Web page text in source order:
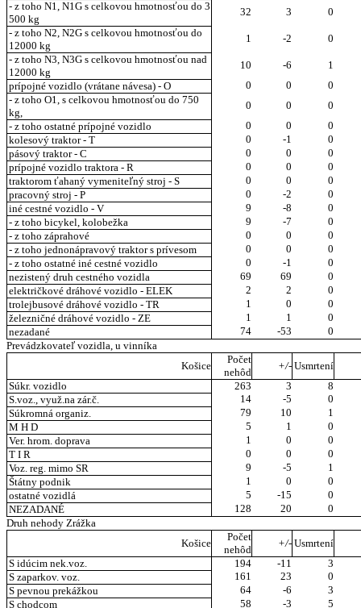
- z toho N1, N1G s celkovou hmotnosťou do 3
500 kg
32 3
0
- z toho N2, N2G s celkovou hmotnosťou do
12000 kg
1 -2
0
- z toho N3, N3G s celkovou hmotnosťou nad
12000 kg
10 -6
1
prípojné vozidlo (vrátane návesa) - O
0 0
0
- z toho O1, s celkovou hmotnosťou do 750
kg,
0 0
0
- z toho ostatné prípojné vozidlo
0 0
0
kolesový traktor - T
0 -1
0
pásový traktor - C
0 0
0
prípojné vozidlo traktora - R
0 0
0
traktorom ťahaný vymeniteľný stroj - S
0 0
0
pracovný stroj - P
0 -2
0
iné cestné vozidlo - V
9 -8
0
- z toho bicykel, kolobežka
9 -7
0
- z toho záprahové
0 0
0
- z toho jednonápravový traktor s prívesom
0 0
0
- z toho ostatné iné cestné vozidlo
0 -1
0
nezistený druh cestného vozidla
69 69
0
električkové dráhové vozidlo - ELEK
2 2
0
trolejbusové dráhové vozidlo - TR
1 0
0
železničné dráhové vozidlo - ZE
1 1
0
nezadané
74 -53
0
Prevádzkovateľ vozidla, u vinníka
Košice
Počet
nehôd
+/- Usmrtení
Súkr. vozidlo
263 3
8
S.voz., využ.na zár.č.
14 -5
0
Súkromná organiz.
79 10
1
M H D
5 1
0
Ver. hrom. doprava
1 0
0
T I R
0 0
0
Voz. reg. mimo SR
9 -5
1
Štátny podnik
1 0
0
ostatné vozidlá
5 -15
0
NEZADANÉ
128 20
0
Druh nehody Zrážka
Košice
Počet
nehôd
+/- Usmrtení
S idúcim nek.voz.
194 -11
3
S zaparkov. voz.
161 23
0
S pevnou prekážkou
64 -6
3
S chodcom
58 -3 5